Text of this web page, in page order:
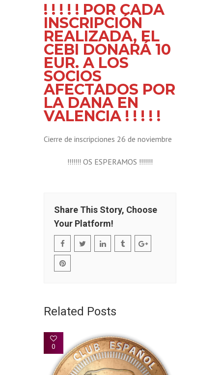
! ! ! ! ! POR CADA
INSCRIPCIÓN
REALIZADA, EL
CEBI DONARÁ 10
EUR. A LOS
SOCIOS
AFECTADOS POR
LA DANA EN
VALENCIA ! ! ! ! !
Cierre de inscripciones 26 de noviembre
!!!!!!! OS ESPERAMOS !!!!!!!
Share This Story, Choose
Your Platform!
Related Posts
0